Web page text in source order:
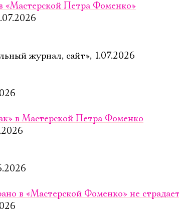
«Мастерской Петра Фоменко»
журнал, сайт», 1.07.2026
в Мастерской Петра Фоменко
в «Мастерской Фоменко» не